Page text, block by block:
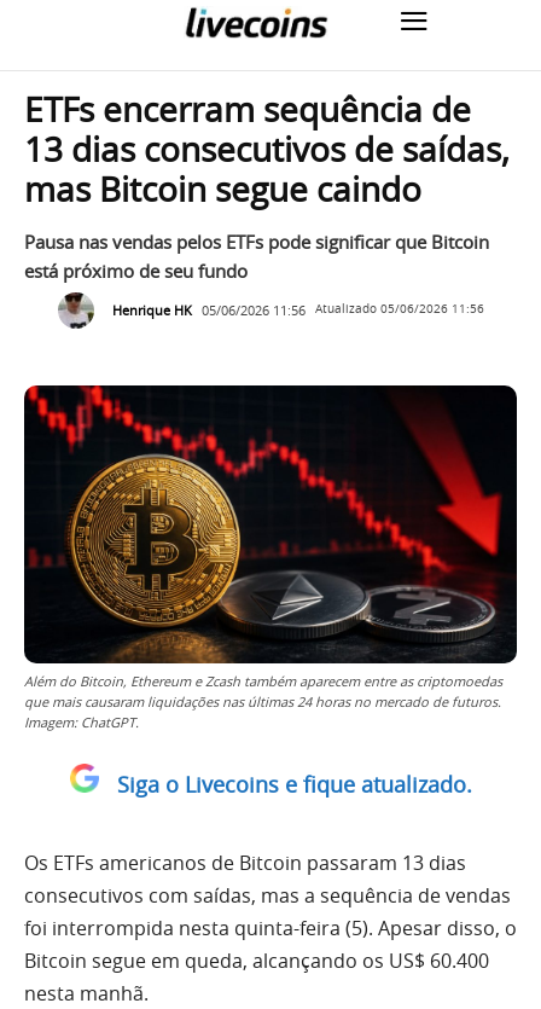
ETFs encerram sequência de
13 dias consecutivos de saídas,
mas Bitcoin segue caindo
Pausa nas vendas pelos ETFs pode significar que Bitcoin
está próximo de seu fundo
Henrique HK 05/06/2026 11:56 Atualizado 05/06/2026 11:56
Além do Bitcoin, Ethereum e Zcash também aparecem entre as criptomoedas
que mais causaram liquidações nas últimas 24 horas no mercado de futuros.
Imagem: ChatGPT.
Siga o Livecoins e fique atualizado.
Os ETFs americanos de Bitcoin passaram 13 dias
consecutivos com saídas, mas a sequência de vendas
foi interrompida nesta quinta-feira (5). Apesar disso, o
Bitcoin segue em queda, alcançando os US$ 60.400
nesta manhã.